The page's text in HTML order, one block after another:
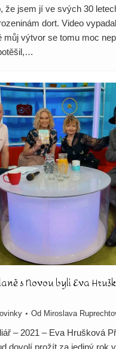
že jsem jí ve svých 30
dort. Video
můj výtvor se tomu moc
s Novou byli Eva
Od Miroslava
– 2021 – Eva Hrušková